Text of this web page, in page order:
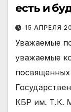
есть и
15 АПРЕЛЯ
Уважаемые
уважаемые
КБР им. Т.К.